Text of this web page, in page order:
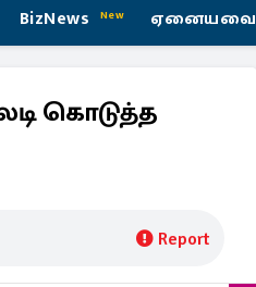
BizNews New ஏனையவை
கொடுத்த
Report